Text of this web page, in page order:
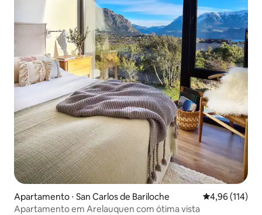
Apartamento ⋅ San Carlos de Bariloche 4,96 de uma
4,96 (114)
Apartamento em Arelauquen com ótima vista